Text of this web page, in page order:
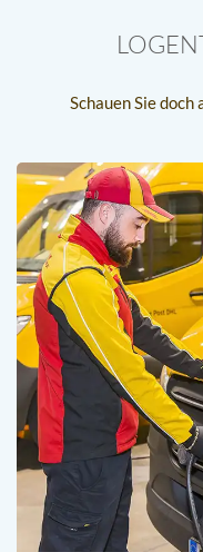
Schauen Sie doch